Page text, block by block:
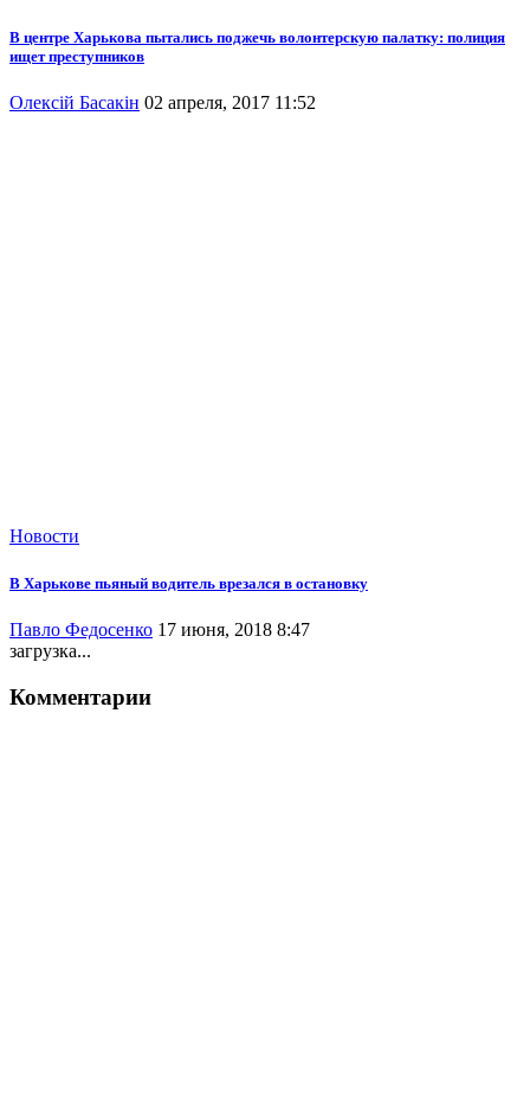
В центре Харькова пытались поджечь волонтерскую палатку: полиция
ищет преступников
Олексій Басакін 02 апреля, 2017 11:52
Новости
В Харькове пьяный водитель врезался в остановку
Павло Федосенко 17 июня, 2018 8:47
загрузка...
Комментарии